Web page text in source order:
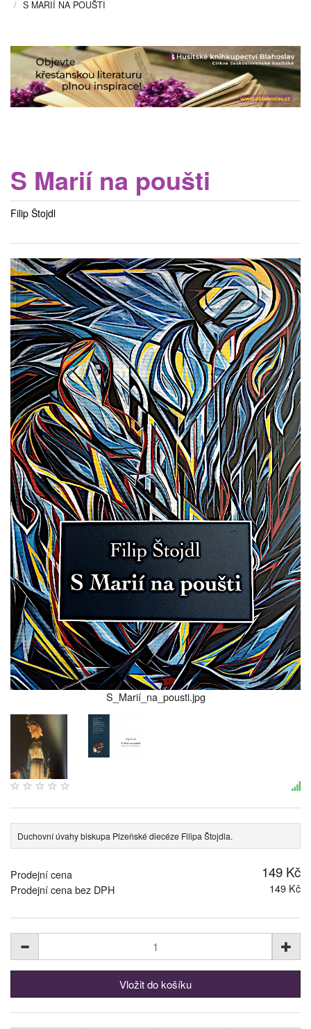
S MARIÍ NA POUŠTI
S Marií na poušti
Filip Štojdl
S_Marií_na_pousti.jpg
Duchovní úvahy biskupa Plzeňské diecéze Filipa Štojdla.
Prodejní cena 149 Kč
Prodejní cena bez DPH 149 Kč